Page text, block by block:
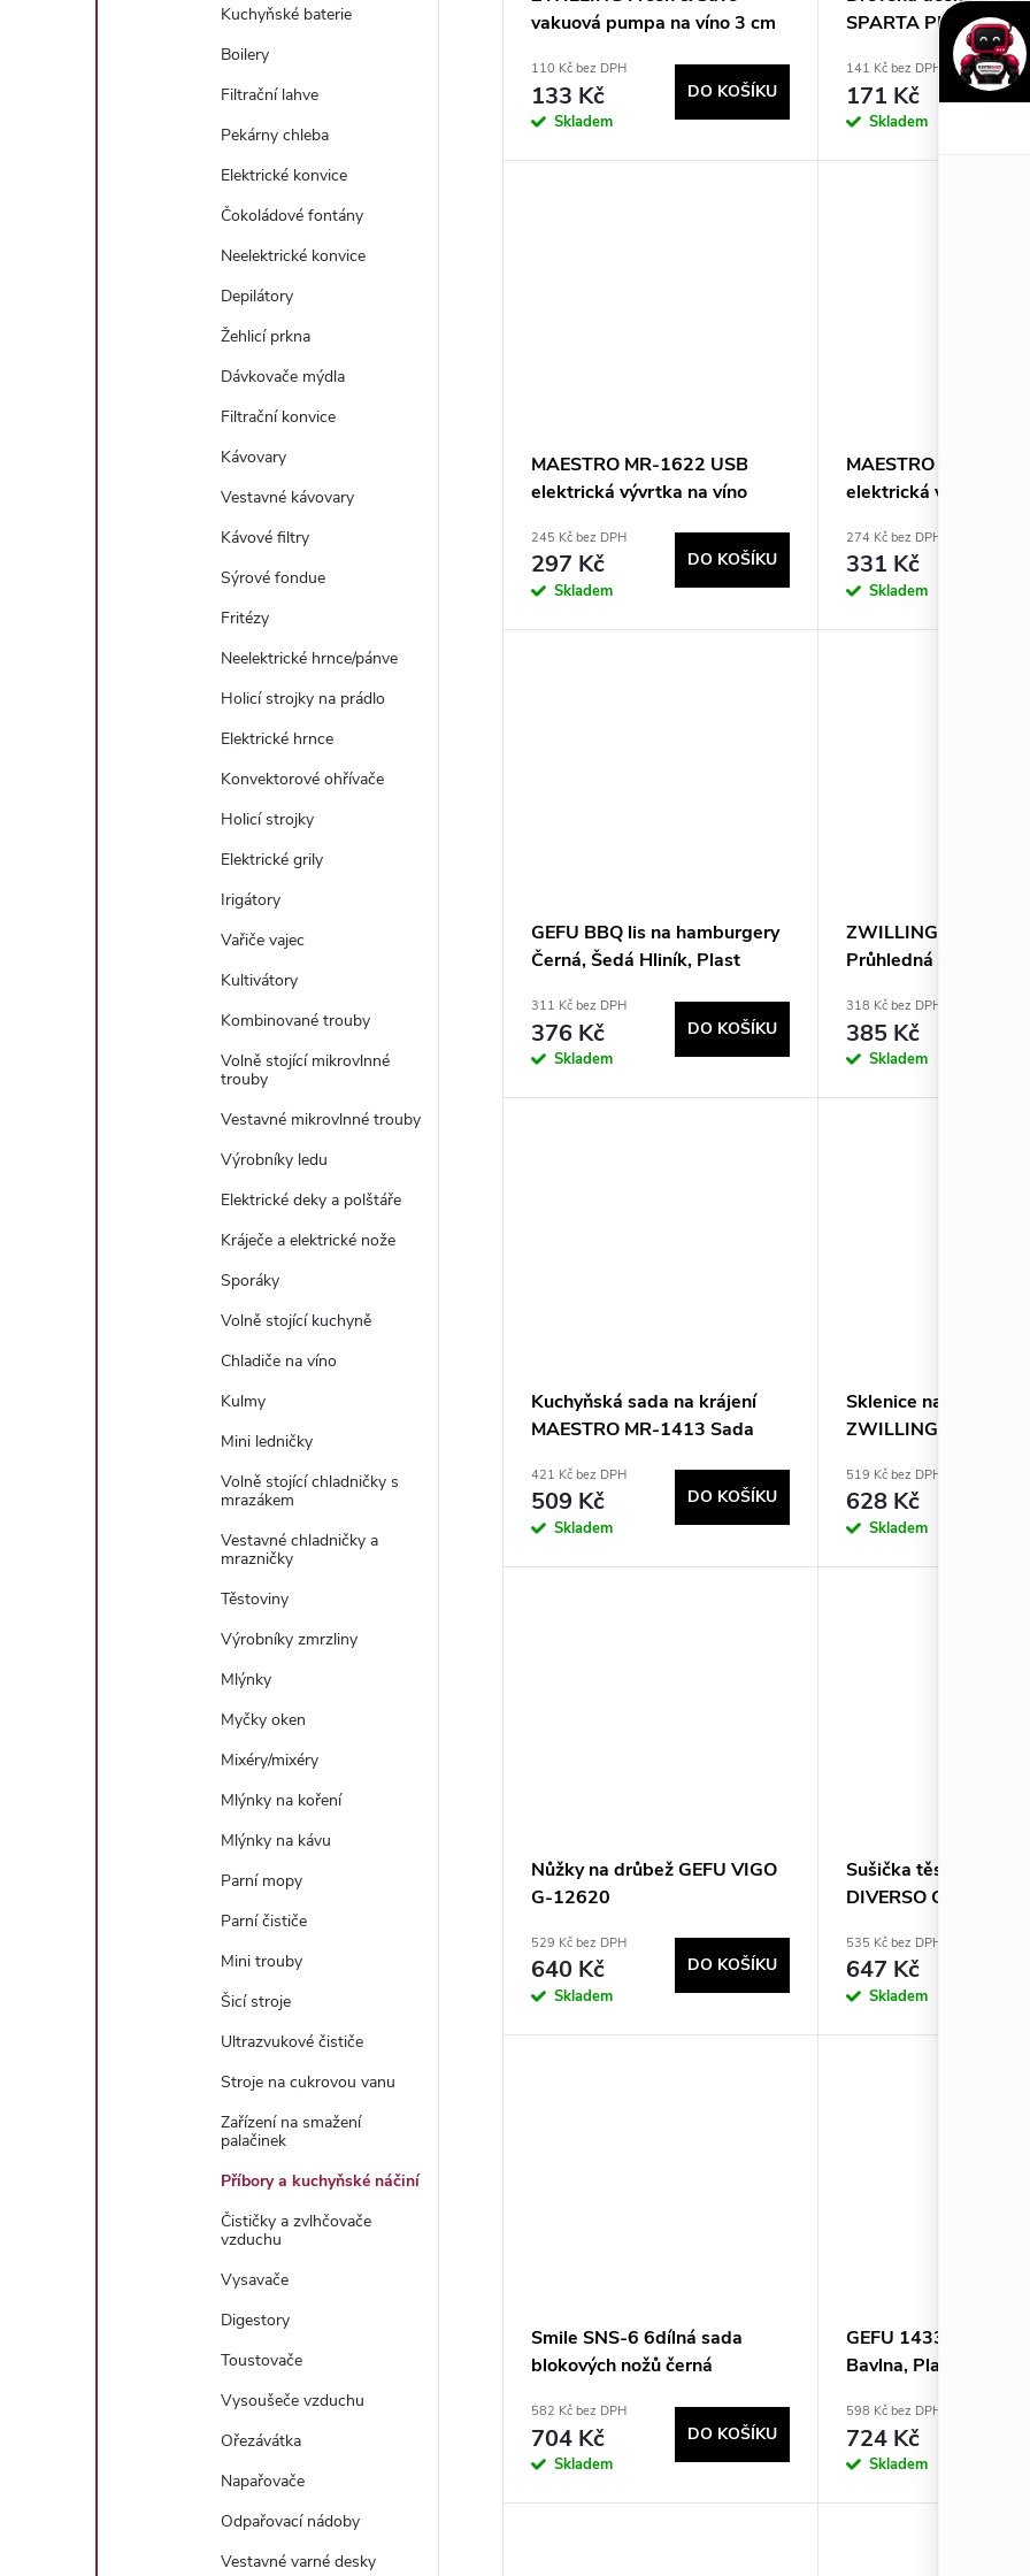
Kuchyňské baterie
Boilery
Filtrační lahve
Pekárny chleba
Elektrické konvice
Čokoládové fontány
Neelektrické konvice
Depilátory
Žehlicí prkna
Dávkovače mýdla
Filtrační konvice
Kávovary
Vestavné kávovary
Kávové filtry
Sýrové fondue
Fritézy
Neelektrické hrnce/pánve
Holicí strojky na prádlo
Elektrické hrnce
Konvektorové ohřívače
Holicí strojky
Elektrické grily
Irigátory
Vařiče vajec
Kultivátory
Kombinované trouby
Volně stojící mikrovlnné
trouby
Vestavné mikrovlnné trouby
Výrobníky ledu
Elektrické deky a polštáře
Kráječe a elektrické nože
Sporáky
Volně stojící kuchyně
Chladiče na víno
Kulmy
Mini ledničky
Volně stojící chladničky s
mrazákem
Vestavné chladničky a
mrazničky
Těstoviny
Výrobníky zmrzliny
Mlýnky
Myčky oken
Mixéry/mixéry
Mlýnky na koření
Mlýnky na kávu
Parní mopy
Parní čističe
Mini trouby
Šicí stroje
Ultrazvukové čističe
Stroje na cukrovou vanu
Zařízení na smažení
palačinek
Příbory a kuchyňské náčiní
Čističky a zvlhčovače
vzduchu
Vysavače
Digestory
Toustovače
Vysoušeče vzduchu
Ořezávátka
Napařovače
Odpařovací nádoby
Vestavné varné desky
d
vakuová pumpa na víno 3 cm
110 Kč bez DPH
133 Kč
Skladem
DO KOŠÍKU
SPARTA PLUS LUX
141 Kč bez DPH
171 Kč
Skladem
DO
MAESTRO MR-1622 USB
elektrická vývrtka na víno
245 Kč bez DPH
297 Kč
Skladem
DO KOŠÍKU
MAESTRO MR-1623
elektrická vývrtka na
274 Kč bez DPH
331 Kč
Skladem
GEFU BBQ lis na hamburgery
Černá, Šedá Hliník, Plast
311 Kč bez DPH
376 Kč
Skladem
DO KOŠÍKU
ZWILLING 39500-075
Průhledná 2 kusů 80
318 Kč bez DPH
385 Kč
Skladem
Kuchyňská sada na krájení
MAESTRO MR-1413 Sada
Černá
421 Kč bez DPH
509 Kč
Skladem
DO KOŠÍKU
Sklenice na červené
ZWILLING Sorrento,
519 Kč bez DPH
628 Kč
Skladem
Nůžky na drůbež GEFU VIGO
G-12620
529 Kč bez DPH
640 Kč
Skladem
DO KOŠÍKU
Sušička těstovin S
DIVERSO G-28371
535 Kč bez DPH
647 Kč
Skladem
Smile SNS-6 6dílná sada
blokových nožů černá
582 Kč bez DPH
704 Kč
Skladem
DO KOŠÍKU
GEFU 14330 zdobicí
Bavlna, Plast,
598 Kč bez DPH
724 Kč
Skladem